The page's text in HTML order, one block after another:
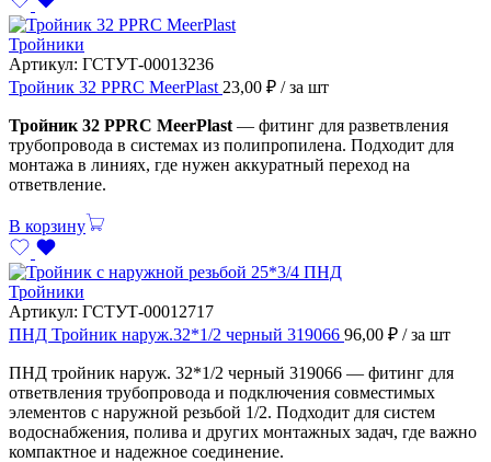
Тройники
Артикул: ГСТУТ-00013236
Тройник 32 PPRC MeerPlast 23,00 ₽ / за шт
Тройник 32 PPRC MeerPlast — фитинг для разветвления
трубопровода в системах из полипропилена. Подходит для
монтажа в линиях, где нужен аккуратный переход на
ответвление.
В корзину
Тройники
Артикул: ГСТУТ-00012717
ПНД Тройник наруж.32*1/2 черный 319066 96,00 ₽ / за шт
ПНД тройник наруж. 32*1/2 черный 319066 — фитинг для
ответвления трубопровода и подключения совместимых
элементов с наружной резьбой 1/2. Подходит для систем
водоснабжения, полива и других монтажных задач, где важно
компактное и надежное соединение.